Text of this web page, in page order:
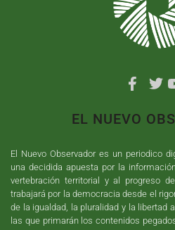
EL NUEVO
El Nuevo Observador es un periodico
una decidida apuesta por la
vertebración territorial y al progreso
trabajará por la democracia desde el
de la igualdad, la pluralidad y la libertad
las que primarán los contenidos